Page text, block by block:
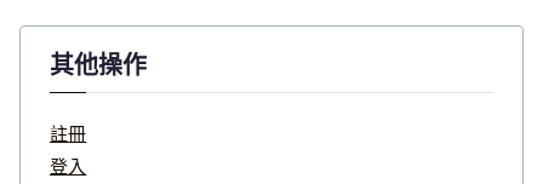
其他操作
註冊
登入